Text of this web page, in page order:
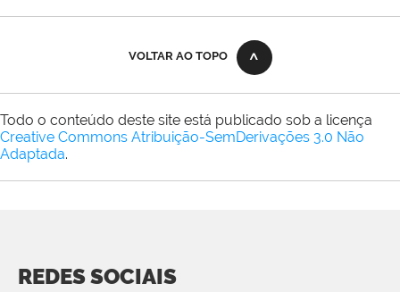
VOLTAR AO TOPO
Todo o conteúdo deste site está publicado sob a licença
Creative Commons Atribuição-SemDerivações 3.0 Não
Adaptada.
REDES SOCIAIS